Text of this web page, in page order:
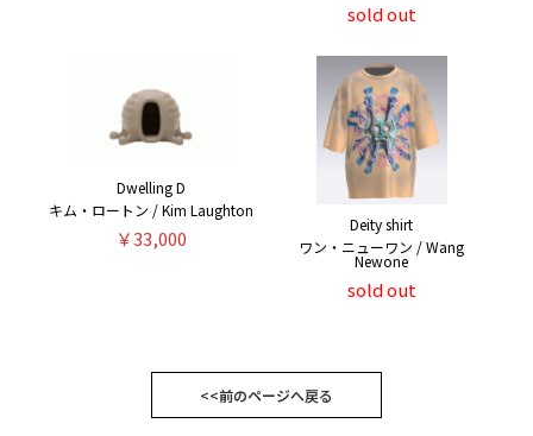
sold out
Dwelling D
キム・ロートン / Kim Laughton
￥33,000
Deity shirt
ワン・ニューワン / Wang
Newone
sold out
<<前のページへ戻る